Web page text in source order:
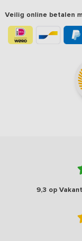
Veilig online betalen
9,3 op